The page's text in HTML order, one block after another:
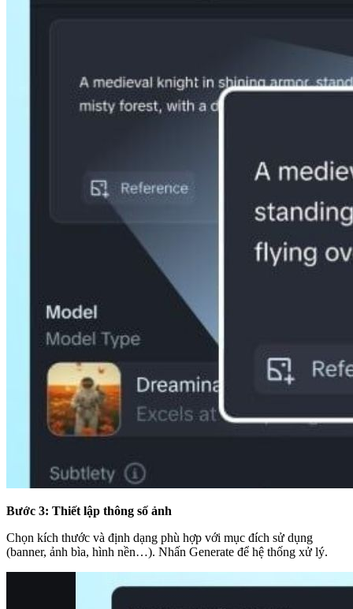
Bước 3: Thiết lập thông số ảnh
Chọn kích thước và định dạng phù hợp với mục đích sử dụng
(banner, ảnh bìa, hình nền…). Nhấn Generate để hệ thống xử lý.